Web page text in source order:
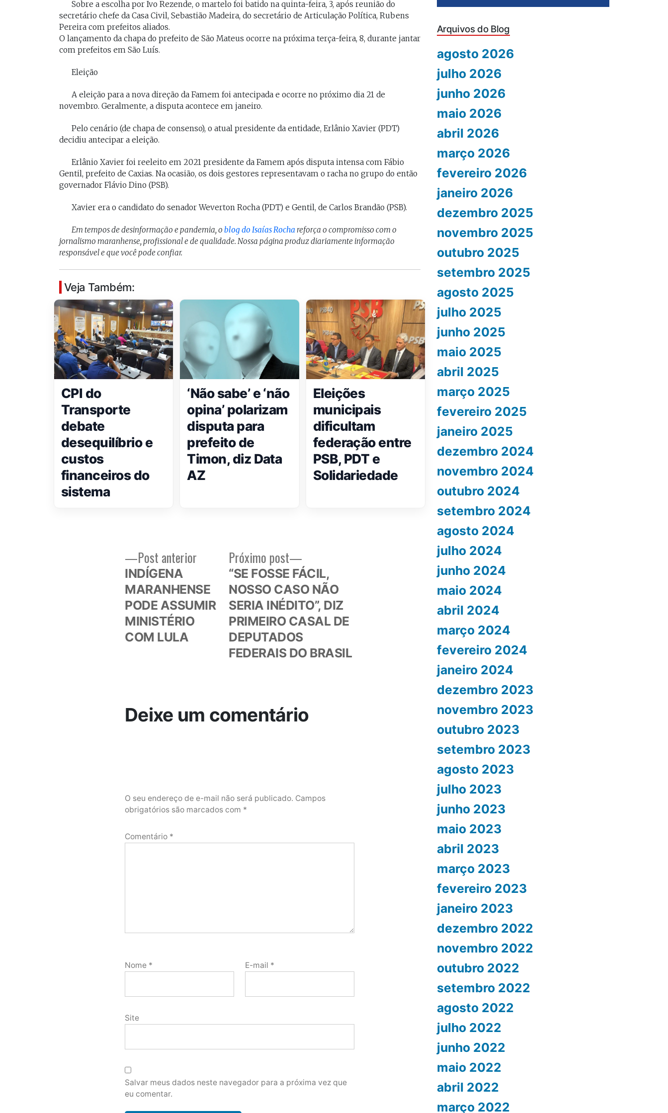
Sobre a escolha por Ivo Rezende, o martelo foi batido na quinta-feira, 3, após reunião do
secretário chefe da Casa Civil, Sebastião Madeira, do secretário de Articulação Política, Rubens
Pereira com prefeitos aliados.
O lançamento da chapa do prefeito de São Mateus ocorre na próxima terça-feira, 8, durante jantar
com prefeitos em São Luís.
Eleição
A eleição para a nova direção da Famem foi antecipada e ocorre no próximo dia 21 de
novembro. Geralmente, a disputa acontece em janeiro.
Pelo cenário (de chapa de consenso), o atual presidente da entidade, Erlânio Xavier (PDT)
decidiu antecipar a eleição.
Erlânio Xavier foi reeleito em 2021 presidente da Famem após disputa intensa com Fábio
Gentil, prefeito de Caxias. Na ocasião, os dois gestores representavam o racha no grupo do então
governador Flávio Dino (PSB).
Xavier era o candidato do senador Weverton Rocha (PDT) e Gentil, de Carlos Brandão (PSB).
Em tempos de desinformação e pandemia, o blog do Isaías Rocha reforça o compromisso com o
jornalismo maranhense, profissional e de qualidade. Nossa página produz diariamente informação
responsável e que você pode confiar.
Veja Também:
CPI do
Transporte
debate
desequilíbrio e
custos
financeiros do
sistema
‘Não sabe’ e ‘não
opina’ polarizam
disputa para
prefeito de
Timon, diz Data
AZ
Eleições
municipais
dificultam
federação entre
PSB, PDT e
Solidariedade
Navegação
Post anterior
anterior:
INDÍGENA
MARANHENSE
PODE ASSUMIR
MINISTÉRIO
COM LULA
Próximo post
post:
“SE FOSSE FÁCIL,
NOSSO CASO NÃO
SERIA INÉDITO”, DIZ
PRIMEIRO CASAL DE
DEPUTADOS
FEDERAIS DO BRASIL
Deixe um comentário
O seu endereço de e-mail não será publicado. Campos
obrigatórios são marcados com *
Comentário *
Nome * E-mail *
Site
Salvar meus dados neste navegador para a próxima vez que
eu comentar.
Arquivos do Blog
agosto 2026
julho 2026
junho 2026
maio 2026
abril 2026
março 2026
fevereiro 2026
janeiro 2026
dezembro 2025
novembro 2025
outubro 2025
setembro 2025
agosto 2025
julho 2025
junho 2025
maio 2025
abril 2025
março 2025
fevereiro 2025
janeiro 2025
dezembro 2024
novembro 2024
outubro 2024
setembro 2024
agosto 2024
julho 2024
junho 2024
maio 2024
abril 2024
março 2024
fevereiro 2024
janeiro 2024
dezembro 2023
novembro 2023
outubro 2023
setembro 2023
agosto 2023
julho 2023
junho 2023
maio 2023
abril 2023
março 2023
fevereiro 2023
janeiro 2023
dezembro 2022
novembro 2022
outubro 2022
setembro 2022
agosto 2022
julho 2022
junho 2022
maio 2022
abril 2022
março 2022